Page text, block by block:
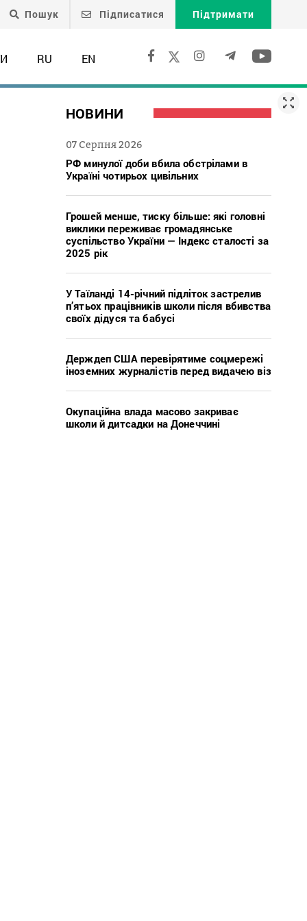
Пошук Підписатися Підтримати
RU EN
НОВИНИ
07 Серпня 2026
РФ минулої доби вбила обстрілами в
Україні чотирьох цивільних
Грошей менше, тиску більше: які головні
виклики переживає громадянське
суспільство України — Індекс сталості за
2025 рік
У Таїланді 14-річний підліток застрелив
п’ятьох працівників школи після вбивства
своїх дідуся та бабусі
Держдеп США перевірятиме соцмережі
іноземних журналістів перед видачею віз
Окупаційна влада масово закриває
школи й дитсадки на Донеччині